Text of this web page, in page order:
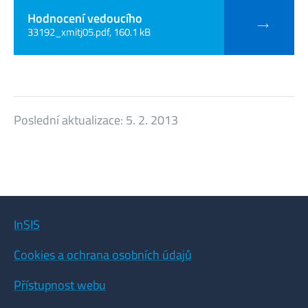
Hodnocení vedoucího
33192_xmitj05.pdf, 160.1 kB
Poslední aktualizace: 5. 2. 2013
InSIS
Cookies a ochrana osobních údajů
Přístupnost webu